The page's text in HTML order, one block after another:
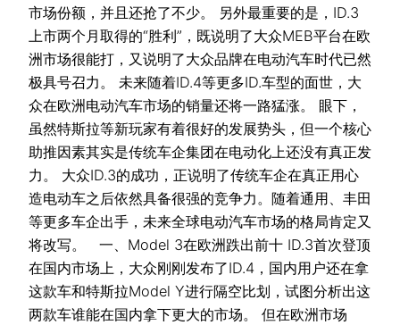
市场份额，并且还抢了不少。 另外最重要的是，ID.3
上市两个月取得的“胜利”，既说明了大众MEB平台在欧
洲市场很能打，又说明了大众品牌在电动汽车时代已然
极具号召力。 未来随着ID.4等更多ID.车型的面世，大
众在欧洲电动汽车市场的销量还将一路猛涨。 眼下，
虽然特斯拉等新玩家有着很好的发展势头，但一个核心
助推因素其实是传统车企集团在电动化上还没有真正发
力。 大众ID.3的成功，正说明了传统车企在真正用心
造电动车之后依然具备很强的竞争力。随着通用、丰田
等更多车企出手，未来全球电动汽车市场的格局肯定又
将改写。 一、Model 3在欧洲跌出前十 ID.3首次登顶
在国内市场上，大众刚刚发布了ID.4，国内用户还在拿
这款车和特斯拉Model Y进行隔空比划，试图分析出这
两款车谁能在国内拿下更大的市场。 但在欧洲市场